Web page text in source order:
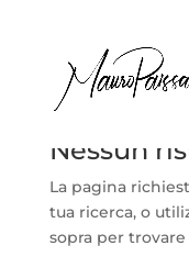
Nessun
La pagina
tua ricerca, o
sopra per